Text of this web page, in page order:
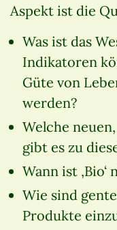
Aspekt ist die
Was ist das
Indikatoren
Güte von
werden?
Welche
gibt es zu
Wann ist ‚Bio‘
Wie sind
Produkte